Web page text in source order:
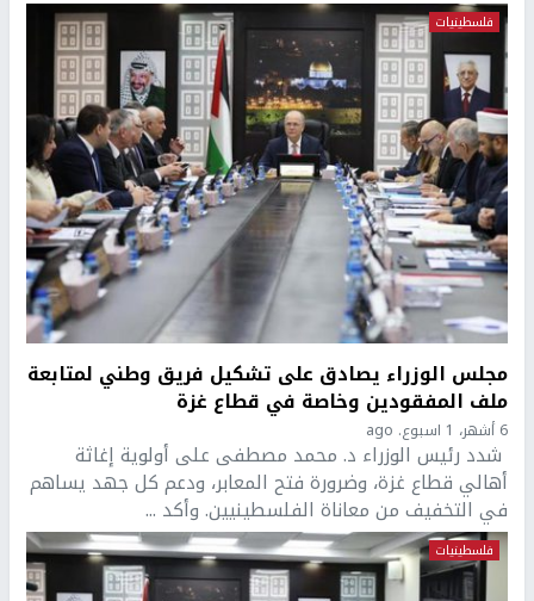
فلسطينيات
مجلس الوزراء يصادق على تشكيل فريق وطني لمتابعة
ملف المفقودين وخاصة في قطاع غزة
6 أشهر، 1 اسبوع. ago
شدد رئيس الوزراء د. محمد مصطفى على أولوية إغاثة
أهالي قطاع غزة، وضرورة فتح المعابر، ودعم كل جهد يساهم
في التخفيف من معاناة الفلسطينيين. وأكد ...
فلسطينيات